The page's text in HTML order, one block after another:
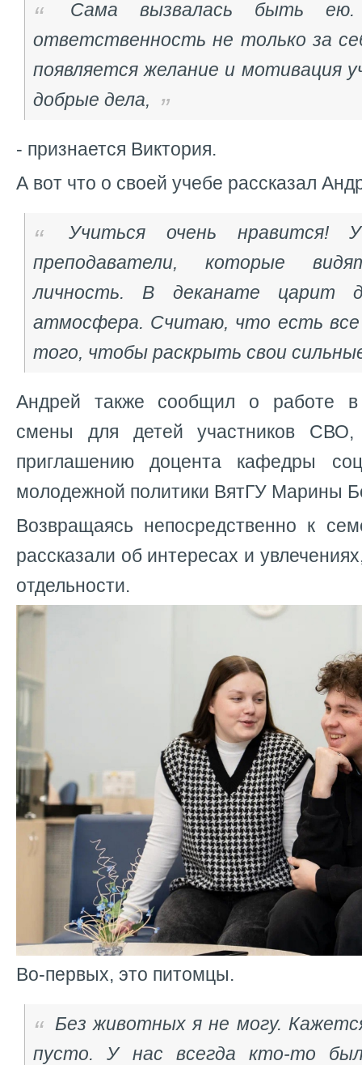
Сама вызвалась быть ею.
ответственность не только за
появляется желание и мотивация
добрые дела,
- признается Виктория.
А вот что о своей учебе рассказал
Учиться очень нравится!
преподаватели, которые
личность. В деканате царит
атмосфера. Считаю, что есть все
того, чтобы раскрыть свои
Андрей также сообщил о работе в
смены для детей участников
приглашению доцента кафедры
молодежной политики ВятГУ Марины
Возвращаясь непосредственно к
рассказали об интересах и
отдельности.
Во-первых, это питомцы.
Без животных я не могу.
пусто. У нас всегда кто-то